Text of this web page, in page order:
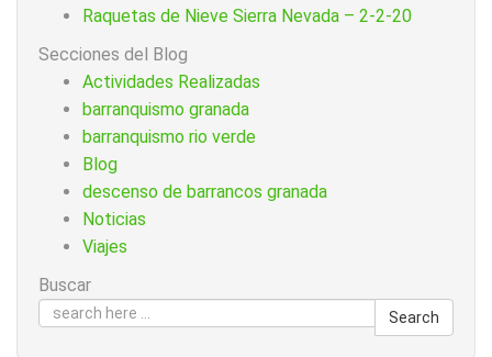
Raquetas de Nieve Sierra Nevada – 2-2-20
Secciones del Blog
Actividades Realizadas
barranquismo granada
barranquismo rio verde
Blog
descenso de barrancos granada
Noticias
Viajes
Buscar
Search